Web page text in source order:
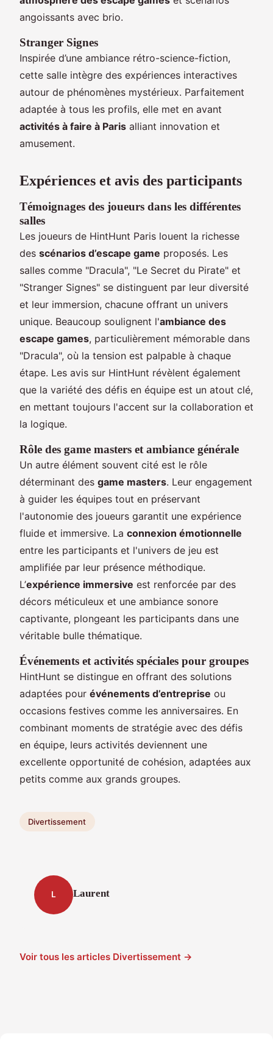
angoissants avec brio.
Stranger Signes
Inspirée d’une ambiance rétro-science-fiction,
cette salle intègre des expériences interactives
autour de phénomènes mystérieux. Parfaitement
adaptée à tous les profils, elle met en avant
activités à faire à Paris alliant innovation et
amusement.
Expériences et avis des participants
Témoignages des joueurs dans les différentes
salles
Les joueurs de HintHunt Paris louent la richesse
des scénarios d’escape game proposés. Les
salles comme "Dracula", "Le Secret du Pirate" et
"Stranger Signes" se distinguent par leur diversité
et leur immersion, chacune offrant un univers
unique. Beaucoup soulignent l'ambiance des
escape games, particulièrement mémorable dans
"Dracula", où la tension est palpable à chaque
étape. Les avis sur HintHunt révèlent également
que la variété des défis en équipe est un atout clé,
en mettant toujours l'accent sur la collaboration et
la logique.
Rôle des game masters et ambiance générale
Un autre élément souvent cité est le rôle
déterminant des game masters. Leur engagement
à guider les équipes tout en préservant
l'autonomie des joueurs garantit une expérience
fluide et immersive. La connexion émotionnelle
entre les participants et l'univers de jeu est
amplifiée par leur présence méthodique.
L’expérience immersive est renforcée par des
décors méticuleux et une ambiance sonore
captivante, plongeant les participants dans une
véritable bulle thématique.
Événements et activités spéciales pour groupes
HintHunt se distingue en offrant des solutions
adaptées pour événements d’entreprise ou
occasions festives comme les anniversaires. En
combinant moments de stratégie avec des défis
en équipe, leurs activités deviennent une
excellente opportunité de cohésion, adaptées aux
petits comme aux grands groupes.
Divertissement
L Laurent
Voir tous les articles Divertissement →